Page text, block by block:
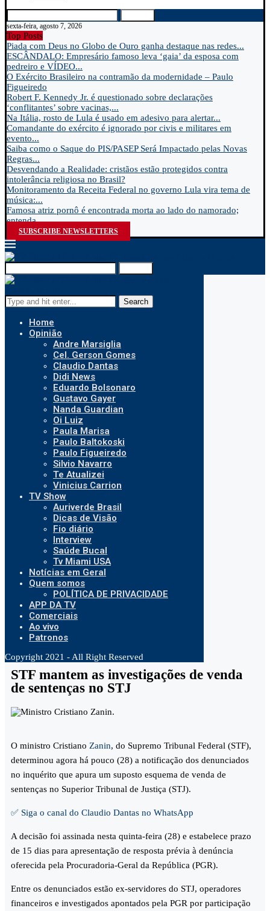
sexta-feira, agosto 7, 2026
Top Posts
Piada com Deus no Globo de Ouro ganha destaque nas redes...
ESCÂNDALO: Empresário famoso leva ‘gaia’ da esposa com
pedreiro e VÍDEO...
O Exército Brasileiro na contramão da modernidade – Paulo
Figueiredo
Robert F. Kennedy Jr. é questionado sobre declarações
‘conflitantes’ sobre vacinas,...
Na Itália, rosto de Lula é usado em adesivo para alertar...
Comandante do exército é ignorado por civis e militares em
evento...
Saiba como o Saque do PIS/PASEP Será Impactado pelas Novas
Regras...
Desvendando a Realidade: cristãos estão protegidos contra
intolerância religiosa no Brasil?
Monitoramento da Receita Federal no governo Lula vira tema de
música:...
Famosa atriz pornô é encontrada morta ao lado do namorado;
entenda...
SUBSCRIBE NEWSLETTERS
Search
Home
Opinião
Andre Marsiglia
Cel. Gerson Gomes
Claudio Dantas
Didi News
Eduardo Bolsonaro
Gustavo Gayer
Nanda Guardian
Oi Luiz
Paula Marisa
Paulo Baltokoski
Paulo Figueiredo
Silvio Navarro
Te Atualizei
Vinicius Carrion
TV Show
Auriverde Brasil
Dicas de Visão
Fio diário
Interview
Saúde Bucal
Tv Miami USA
Notícias em Geral
Quem somos
POLÍTICA DE PRIVACIDADE
APP DA TV
Comerciais
Ao vivo
Patronos
Copyright 2021 - All Right Reserved
STF mantem as investigações de venda
de sentenças no STJ
O ministro Cristiano Zanin, do Supremo Tribunal Federal (STF),
determinou agora há pouco (28) a notificação dos denunciados
no inquérito que apura um suposto esquema de venda de
sentenças no Superior Tribunal de Justiça (STJ).
✅ Siga o canal do Claudio Dantas no WhatsApp
A decisão foi assinada nesta quinta-feira (28) e estabelece prazo
de 15 dias para apresentação de resposta prévia à denúncia
oferecida pela Procuradoria-Geral da República (PGR).
Entre os denunciados estão ex-servidores do STJ, operadores
financeiros e investigados apontados pela PGR por participação